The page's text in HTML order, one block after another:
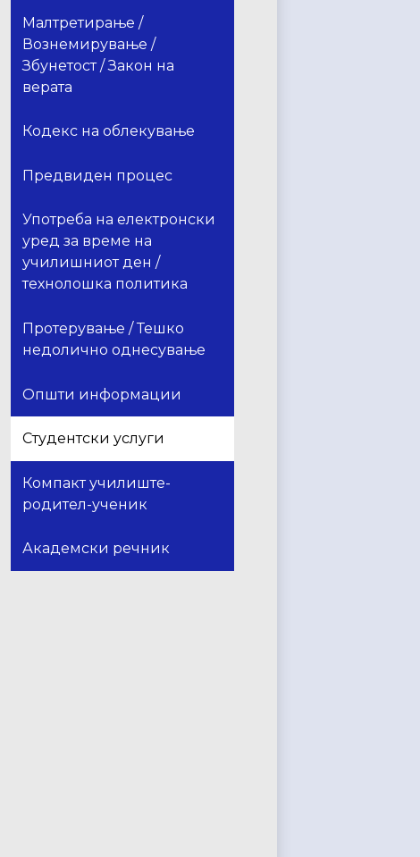
Малтретирање /
Вознемирување /
Збунетост / Закон на
верата
Кодекс на облекување
Предвиден процес
Употреба на електронски
уред за време на
училишниот ден /
технолошка политика
Протерување / Тешко
недолично однесување
Општи информации
Студентски услуги
Компакт училиште-
родител-ученик
Академски речник